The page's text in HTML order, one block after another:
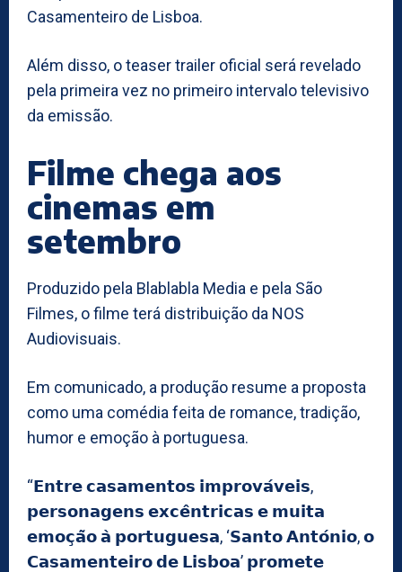
Casamenteiro de Lisboa.
Além disso, o teaser trailer oficial será revelado
pela primeira vez no primeiro intervalo televisivo
da emissão.
Filme chega aos
cinemas em
setembro
Produzido pela Blablabla Media e pela São
Filmes, o filme terá distribuição da NOS
Audiovisuais.
Em comunicado, a produção resume a proposta
como uma comédia feita de romance, tradição,
humor e emoção à portuguesa.
“𝗘𝗻𝘁𝗿𝗲 𝗰𝗮𝘀𝗮𝗺𝗲𝗻𝘁𝗼𝘀 𝗶𝗺𝗽𝗿𝗼𝘃𝗮́𝘃𝗲𝗶𝘀,
𝗽𝗲𝗿𝘀𝗼𝗻𝗮𝗴𝗲𝗻𝘀 𝗲𝘅𝗰𝗲̂𝗻𝘁𝗿𝗶𝗰𝗮𝘀 𝗲 𝗺𝘂𝗶𝘁𝗮
𝗲𝗺𝗼𝗰̧𝗮̃𝗼 𝗮̀ 𝗽𝗼𝗿𝘁𝘂𝗴𝘂𝗲𝘀𝗮, ‘𝗦𝗮𝗻𝘁𝗼 𝗔𝗻𝘁𝗼́𝗻𝗶𝗼, 𝗼
𝗖𝗮𝘀𝗮𝗺𝗲𝗻𝘁𝗲𝗶𝗿𝗼 𝗱𝗲 𝗟𝗶𝘀𝗯𝗼𝗮’ 𝗽𝗿𝗼𝗺𝗲𝘁𝗲